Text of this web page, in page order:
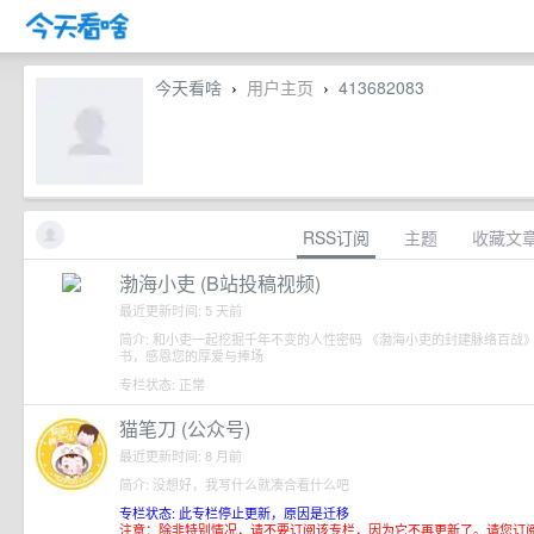
今天看啥 › 用户主页 › 413682083
RSS订阅 主题 收藏文
渤海小吏 (B站投稿视频)
最近更新时间: 5 天前
简介: 和小吏一起挖掘千年不变的人性密码 《渤海小吏的封建脉络百战
书，感恩您的厚爱与捧场
专栏状态: 正常
猫笔刀 (公众号)
最近更新时间: 8 月前
简介: 没想好，我写什么就凑合看什么吧
专栏状态: 此专栏停止更新，原因是迁移
注意：除非特别情况，请不要订阅该专栏，因为它不再更新了。请您订